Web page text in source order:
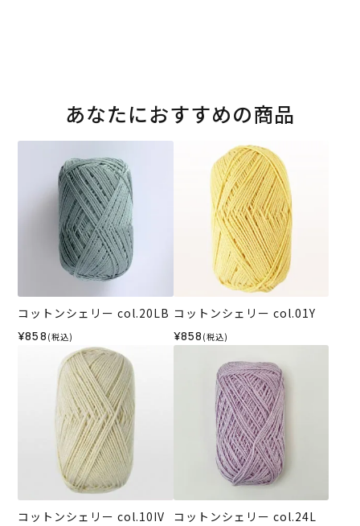
あなたにおすすめの商品
コットンシェリー col.20LB
¥858 (税込)
コットンシェリー col.01Y
¥858 (税込)
コットンシェリー col.10IV コットンシェリー col.24L